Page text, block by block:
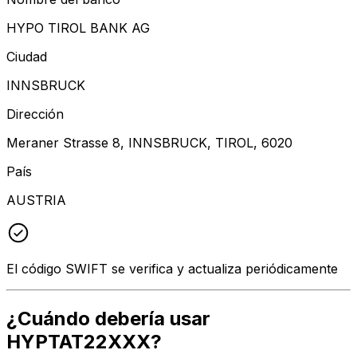
HYPO TIROL BANK AG
Ciudad
INNSBRUCK
Dirección
Meraner Strasse 8, INNSBRUCK, TIROL, 6020
País
AUSTRIA
El código SWIFT se verifica y actualiza periódicamente
¿Cuándo debería usar
HYPTAT22XXX?